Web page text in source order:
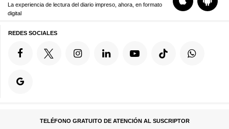
La experiencia de lectura del diario impreso, ahora, en formato
digital
REDES SOCIALES
TELÉFONO GRATUITO DE ATENCIÓN AL SUSCRIPTOR